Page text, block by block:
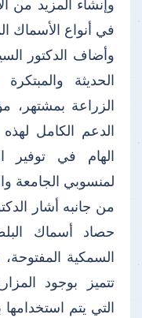
وإنشاء المزيد من
في أنواع الأسماك
وأضاف الدكتور
الحديثة
الزراعة بمشتهر،
الدعم الكامل لهذه
الهام في توفير
لمنسوبي الجامعة
من جانبه أشار
حصاد أسماك
السمكية
تتميز بوجود
التي يتم